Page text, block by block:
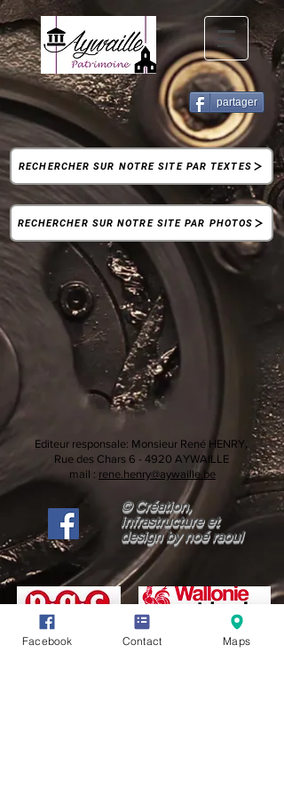
partager
RECHERCHER SUR NOTRE SITE PAR TEXTES
RECHERCHER SUR NOTRE SITE PAR PHOTOS
Editeur responsale: Monsieur René HENRY,
Rue des Chars 6 - 4920 AYWAILLE
mail : rene.henry@aywaille.be
© Création,
infrastructure et
design by noé raoul
Facebook Contact Maps